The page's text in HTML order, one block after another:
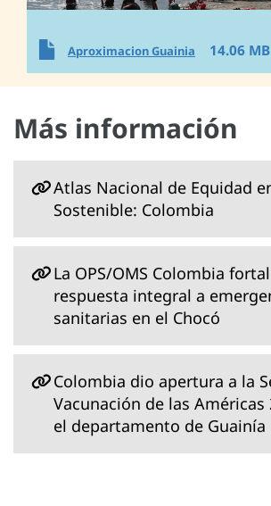
Aproximacion Guainia 14.06 MB
Más información
Atlas Nacional de Equidad
Sostenible: Colombia
La OPS/OMS Colombia
respuesta integral a
sanitarias en el Chocó
Colombia dio apertura a la
Vacunación de las Américas
el departamento de Guainía